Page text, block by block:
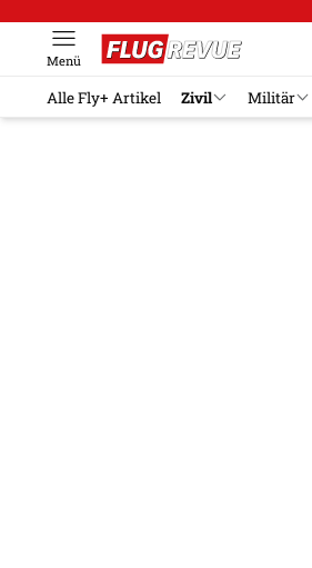
Menü
Alle Fly+ Artikel Zivil Militär